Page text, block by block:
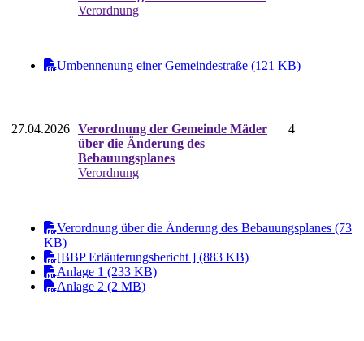
Verordnung
Umbennenung einer Gemeindestraße (121 KB)
27.04.2026 Verordnung der Gemeinde Mäder
über die Änderung des
Bebauungsplanes
Verordnung
4
Verordnung über die Änderung des Bebauungsplanes (73
KB)
[BBP Erläuterungsbericht ] (883 KB)
Anlage 1 (233 KB)
Anlage 2 (2 MB)